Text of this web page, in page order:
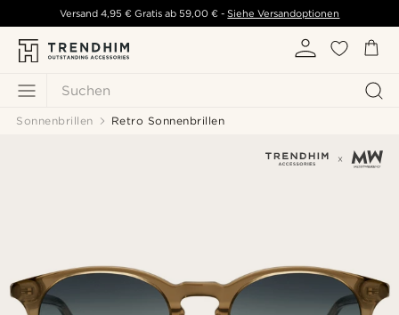
Suchen
Versand 4,95 € Gratis ab59,00 € - Siehe Versandoptionen
Sonnenbrillen Retro Sonnenbrillen